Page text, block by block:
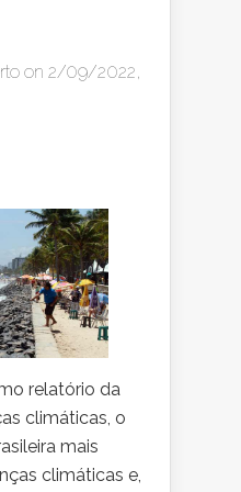
on 2/09/2022,
relatório da
climáticas, o
mais
climáticas e,